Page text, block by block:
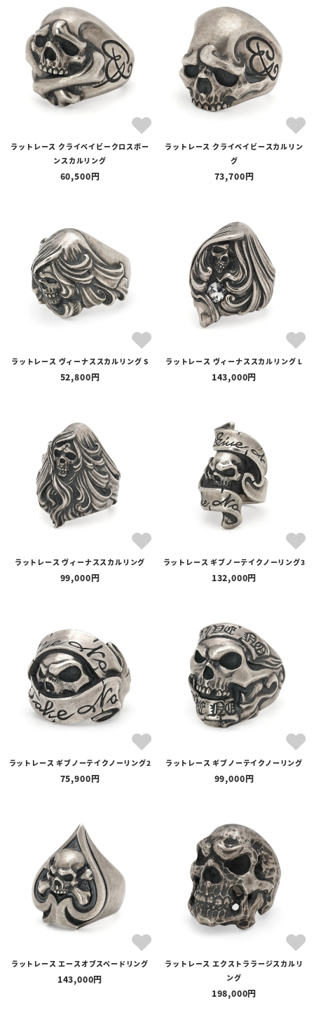
ラットレース クライベイビークロスボー
ンスカルリング
60,500
ラットレース クライベイビースカルリン
グ
73,700
ラットレース ヴィーナススカルリング S
52,800
ラットレース ヴィーナススカルリング L
143,000
ラットレース ヴィーナススカルリング
99,000
ラットレース ギブノーテイクノーリング3
132,000
ラットレース ギブノーテイクノーリング2
75,900
ラットレース ギブノーテイクノーリング
99,000
ラットレース エースオブスペードリング
143,000
ラットレース エクストララージスカルリ
ング
198,000